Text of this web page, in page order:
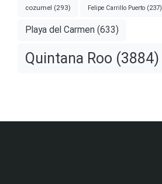
cozumel (293) Felipe Carrillo Puerto (237)
Playa del Carmen (633)
Quintana Roo (3884)